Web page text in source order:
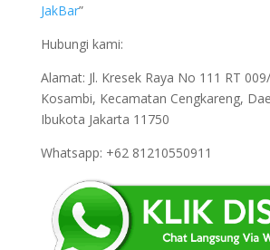
JakBar”
Hubungi kami:
Alamat: Jl. Kresek Raya No 111 RT
Kosambi, Kecamatan Cengkareng,
Ibukota Jakarta 11750
Whatsapp: +62 81210550911